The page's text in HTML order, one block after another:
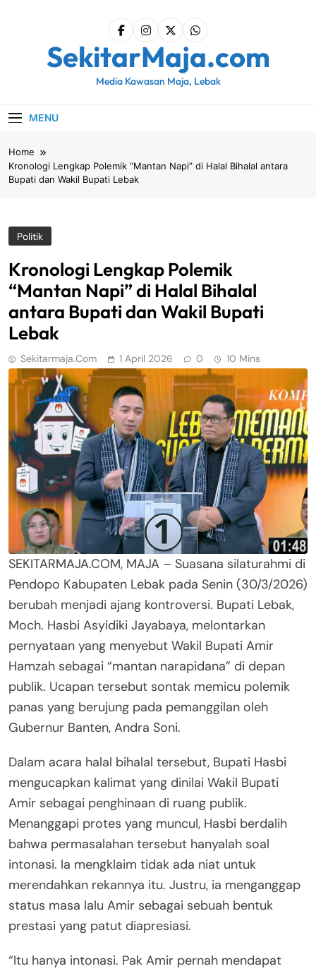
SekitarMaja.com
Media Kawasan Maja, Lebak
MENU
Home
Kronologi Lengkap Polemik “Mantan Napi” di Halal Bihalal antara
Bupati dan Wakil Bupati Lebak
Politik
Kronologi Lengkap Polemik
“Mantan Napi” di Halal Bihalal
antara Bupati dan Wakil Bupati
Lebak
Sekitarmaja.com 1 April 2026 0 10 Mins
SEKITARMAJA.COM, MAJA – Suasana silaturahmi di
Pendopo Kabupaten Lebak pada Senin (30/3/2026)
berubah menjadi ajang kontroversi. Bupati Lebak,
Moch. Hasbi Asyidiki Jayabaya, melontarkan
pernyataan yang menyebut Wakil Bupati Amir
Hamzah sebagai “mantan narapidana” di depan
publik. Ucapan tersebut sontak memicu polemik
panas yang berujung pada pemanggilan oleh
Gubernur Banten, Andra Soni.
Dalam acara halal bihalal tersebut, Bupati Hasbi
mengucapkan kalimat yang dinilai Wakil Bupati
Amir sebagai penghinaan di ruang publik.
Menanggapi protes yang muncul, Hasbi berdalih
bahwa permasalahan tersebut hanyalah soal
intonasi. Ia mengklaim tidak ada niat untuk
merendahkan rekannya itu. Justru, ia menganggap
status masa lalu Amir sebagai sebuah bentuk
prestasi yang patut diapresiasi.
“Itu hanya intonasi. Pak Amir pernah mendapat